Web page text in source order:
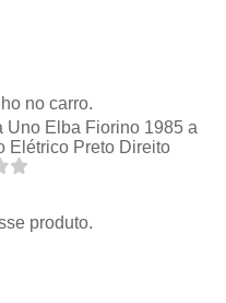
no carro.
Uno Elba Fiorino 1985 a
Elétrico Preto Direito
produto.